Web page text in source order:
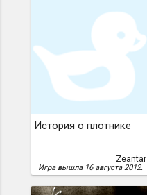
История о плотнике
Zeantar
Игра вышла 16 августа 2012.